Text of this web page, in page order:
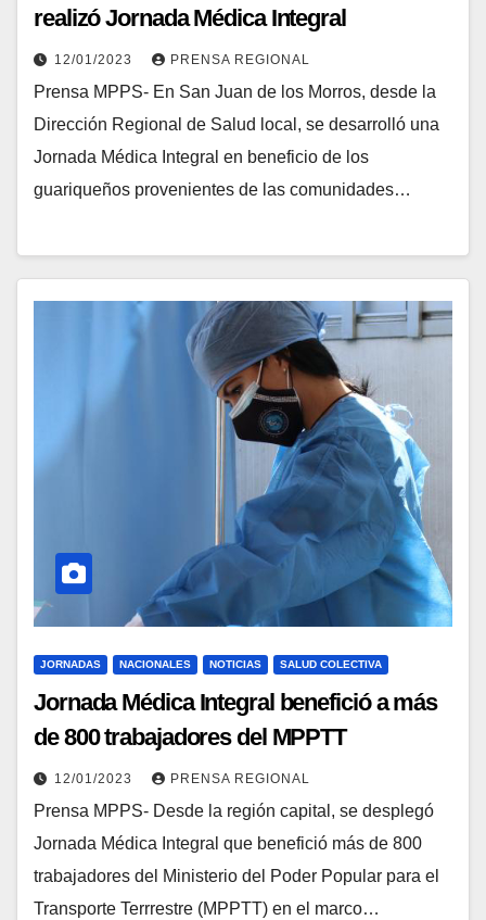
realizó Jornada Médica Integral
12/01/2023 PRENSA REGIONAL
Prensa MPPS- En San Juan de los Morros, desde la
Dirección Regional de Salud local, se desarrolló una
Jornada Médica Integral en beneficio de los
guariqueños provenientes de las comunidades…
JORNADAS NACIONALES NOTICIAS SALUD COLECTIVA
Jornada Médica Integral benefició a más
de 800 trabajadores del MPPTT
12/01/2023 PRENSA REGIONAL
Prensa MPPS- Desde la región capital, se desplegó
Jornada Médica Integral que benefició más de 800
trabajadores del Ministerio del Poder Popular para el
Transporte Terrrestre (MPPTT) en el marco…